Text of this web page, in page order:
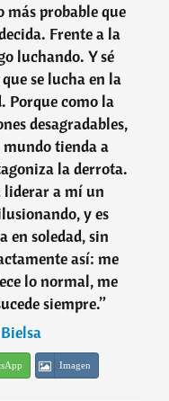
más probable que
Frente a la
luchando. Y sé
se lucha en la
Porque como la
desagradables,
tienda a
la derrota.
liderar a mí un
y es
en soledad, sin
así: me
lo normal, me
siempre.”
Imagen